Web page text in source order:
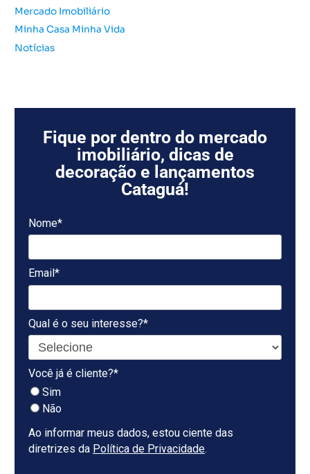
Mercado Imobiliário
Minha Casa Minha Vida
Notícias
Fique por dentro do mercado
imobiliário, dicas de
decoração e lançamentos
Cataguá!
Nome*
Email*
Qual é o seu interesse?*
Você já é cliente?*
Sim
Não
Ao informar meus dados, estou ciente das
diretrizes da Política de Privacidade.